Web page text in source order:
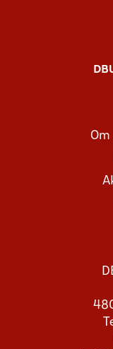
Om